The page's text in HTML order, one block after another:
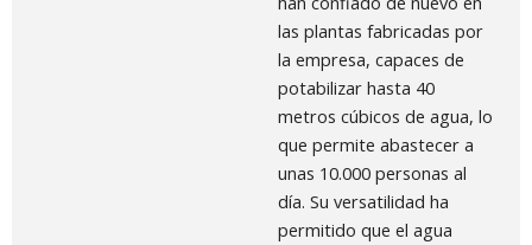
las plantas fabricadas por
la empresa, capaces de
potabilizar hasta 40
metros cúbicos de agua, lo
que permite abastecer a
unas 10.000 personas al
día. Su versatilidad ha
permitido que el agua